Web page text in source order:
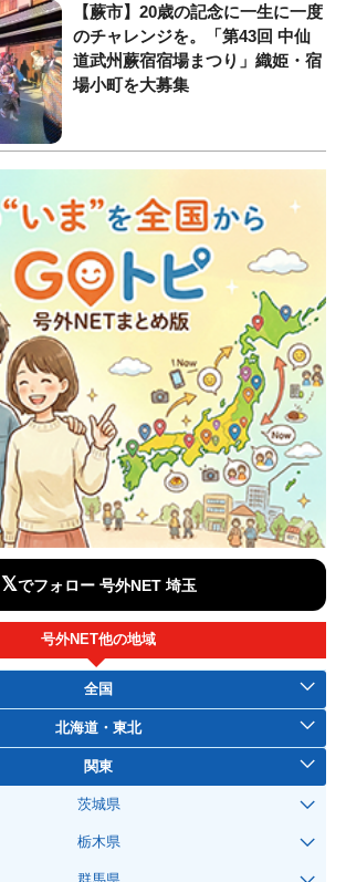
【蕨市】20歳の記念に一生に一度
のチャレンジを。「第43回 中仙
道武州蕨宿宿場まつり」織姫・宿
場小町を大募集
𝕏でフォロー 号外NET 埼玉
号外NET他の地域
全国
北海道・東北
関東
茨城県
栃木県